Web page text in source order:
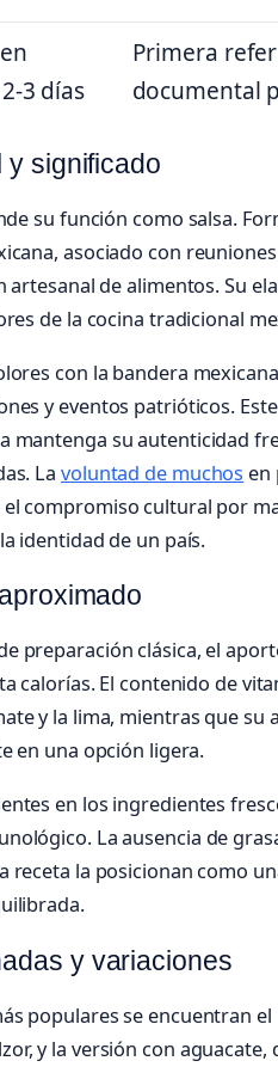
3 días
Primera
documental
y significado
su función como salsa.
asociado con
artesanal de alimentos. Su
de la cocina tradicional
con la bandera
y eventos patrióticos.
mantenga su autenticidad
La voluntad de muchos en
compromiso cultural por
identidad de un país.
preparación clásica, el
calorías. El contenido de
y la lima, mientras que su
en una opción ligera.
en los ingredientes
La ausencia de
receta la posicionan como
y variaciones
populares se encuentran
y la versión con aguacate,